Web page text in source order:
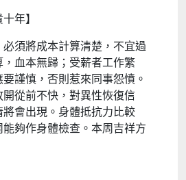
年】
須將成本計算清楚，不宜過
血本無歸；受薪者工作繁
謹慎，否則惹來同事怨憤。
從前不快，對異性恢復信
會出現。身體抵抗力比較
夠作身體檢查。本周吉祥方